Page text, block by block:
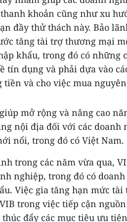
khoản cũng như xu
đầy thử thách này. Bảo
tăng tài trợ thương mại
khẩu, trong đó có những
tín dụng và phải dựa vào
và cho việc mua
mở rộng và nâng cao
nội địa đối với các doanh
nổi, trong đó có Việt Nam.
trong các năm vừa qua,
nghiệp, trong đó có
Việc gia tăng hạn mức tài
trong việc tiếp cận
đẩy các mục tiêu ưu